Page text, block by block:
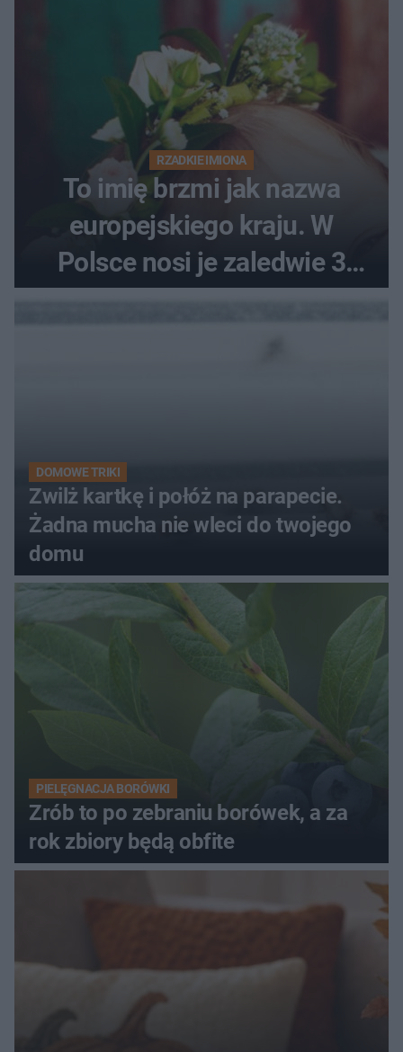
RZADKIE IMIONA
To imię brzmi jak nazwa
europejskiego kraju. W
Polsce nosi je zaledwie 3
kobiety
DOMOWE TRIKI
Zwilż kartkę i połóż na parapecie.
Żadna mucha nie wleci do twojego
domu
PIELĘGNACJA BORÓWKI
Zrób to po zebraniu borówek, a za
rok zbiory będą obfite